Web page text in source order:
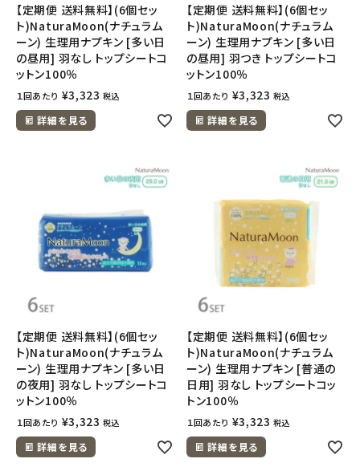
【定期便 送料無料】(6個セッ
ト)NaturaMoon(ナチュラム
ーン) 生理用ナプキン [多い日
の昼用] 羽なし トップシートコ
ットン100％
１回あたり ¥3,323 税込
詳細を見る
【定期便 送料無料】(6個セッ
ト)NaturaMoon(ナチュラム
ーン) 生理用ナプキン [多い日
の昼用] 羽つき トップシートコ
ットン100％
１回あたり ¥3,323 税込
詳細を見る
【定期便 送料無料】(6個セッ
ト)NaturaMoon(ナチュラム
ーン) 生理用ナプキン [多い日
の夜用] 羽なし トップシートコ
ットン100％
１回あたり ¥3,323 税込
詳細を見る
【定期便 送料無料】(6個セッ
ト)NaturaMoon(ナチュラム
ーン) 生理用ナプキン [普通の
日用] 羽なし トップシートコッ
トン100％
１回あたり ¥3,323 税込
詳細を見る